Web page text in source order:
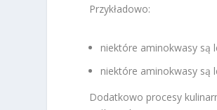
Przykładowo:
niektóre aminokwasy są
niektóre aminokwasy są
Dodatkowo procesy